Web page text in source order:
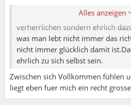
Alles anzeigen
machen was er will. Aber man
verherrlichen sondern ehrlich
was man lebt nicht immer das
nicht immer glücklich damit
ehrlich zu sich selbst sein.
Zwischen sich Vollkommen fühlen
liegt eben fuer mich ein recht